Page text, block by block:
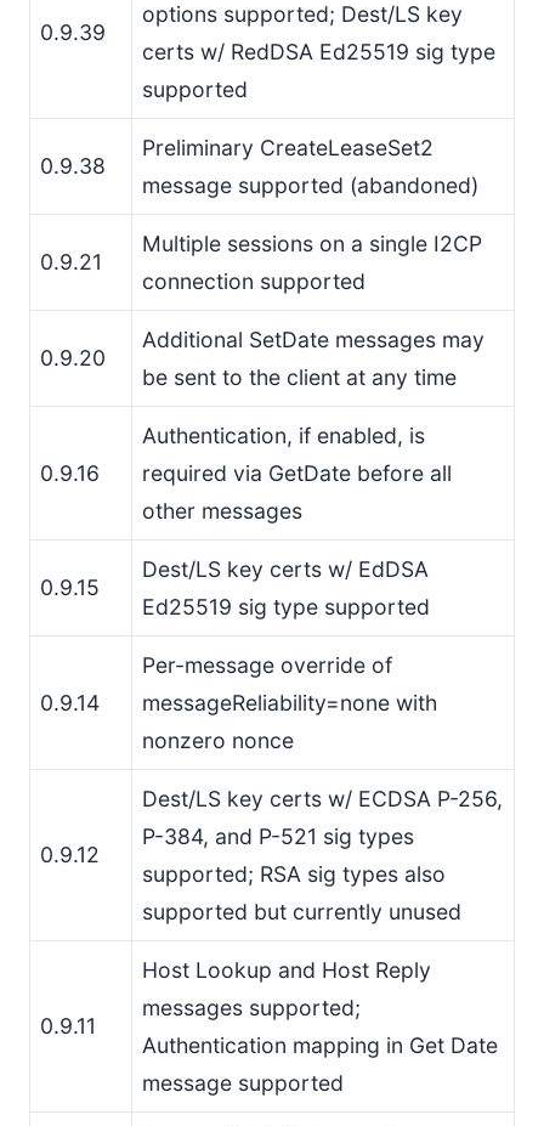
0.9.39
options supported; Dest/LS key
certs w/ RedDSA Ed25519 sig type
supported
0.9.38
Preliminary CreateLeaseSet2
message supported (abandoned)
0.9.21
Multiple sessions on a single I2CP
connection supported
0.9.20
Additional SetDate messages may
be sent to the client at any time
0.9.16
Authentication, if enabled, is
required via GetDate before all
other messages
0.9.15
Dest/LS key certs w/ EdDSA
Ed25519 sig type supported
0.9.14
Per-message override of
messageReliability=none with
nonzero nonce
0.9.12
Dest/LS key certs w/ ECDSA P-256,
P-384, and P-521 sig types
supported; RSA sig types also
supported but currently unused
0.9.11
Host Lookup and Host Reply
messages supported;
Authentication mapping in Get Date
message supported